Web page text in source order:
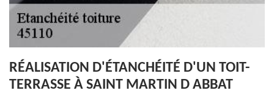
RÉALISATION D'ÉTANCHÉITÉ D'UN TOIT-
TERRASSE À SAINT MARTIN D ABBAT